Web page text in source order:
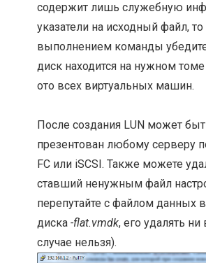
содержит лишь служебную
указатели на исходный файл,
выполнением команды
диск находится на нужном
ото всех виртуальных машин.
После создания LUN может
презентован любому серверу
FC или iSCSI. Также можете
ставший ненужным файл
перепутайте с файлом данных
диска-flat.vmdk, его удалять
случае нельзя).